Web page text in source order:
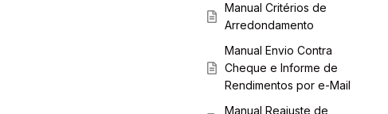
Manual Critérios de
Arredondamento
Manual Envio Contra
Cheque e Informe de
Rendimentos por e-Mail
Manual Reajuste de